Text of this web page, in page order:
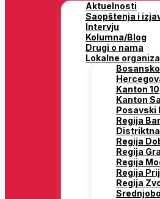
Aktuelnosti
Saopštenja i
Intervju
Kolumna/Blog
Drugi o nama
Lokalne
Kanton 10
Kanton
Posavski
Regija
Regija
Regija
Regija
Regija
Regija